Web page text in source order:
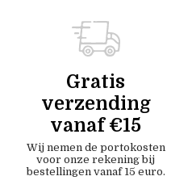
Gratis
verzending
vanaf €15
Wij nemen de portokosten
voor onze rekening bij
bestellingen vanaf 15 euro.